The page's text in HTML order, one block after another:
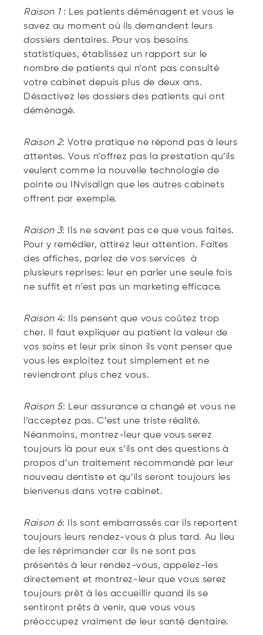
Raison 1: Les patients déménagent et vous le
savez au moment où ils demandent leurs
dossiers dentaires. Pour vos besoins
statistiques, établissez un rapport sur le
nombre de patients qui n’ont pas consulté
votre cabinet depuis plus de deux ans.
Désactivez les dossiers des patients qui ont
déménagé.
Raison 2: Votre pratique ne répond pas à leurs
attentes. Vous n’offrez pas la prestation qu’ils
veulent comme la nouvelle technologie de
pointe ou INvisalign que les autres cabinets
offrent par exemple.
Raison 3: Ils ne savent pas ce que vous faites.
Pour y remédier, attirez leur attention. Faites
des affiches, parlez de vos services à
plusieurs reprises: leur en parler une seule fois
ne suffit et n’est pas un marketing efficace.
Raison 4: Ils pensent que vous coûtez trop
cher. Il faut expliquer au patient la valeur de
vos soins et leur prix sinon ils vont penser que
vous les exploitez tout simplement et ne
reviendront plus chez vous.
Raison 5: Leur assurance a changé et vous ne
l’acceptez pas. C’est une triste réalité.
Néanmoins, montrez-leur que vous serez
toujours là pour eux s’ils ont des questions à
propos d’un traitement recommandé par leur
nouveau dentiste et qu’ils seront toujours les
bienvenus dans votre cabinet.
Raison 6: Ils sont embarrassés car ils reportent
toujours leurs rendez-vous à plus tard. Au lieu
de les réprimander car ils ne sont pas
présentés à leur rendez-vous, appelez-les
directement et montrez-leur que vous serez
toujours prêt à les accueillir quand ils se
sentiront prêts à venir, que vous vous
préoccupez vraiment de leur santé dentaire.